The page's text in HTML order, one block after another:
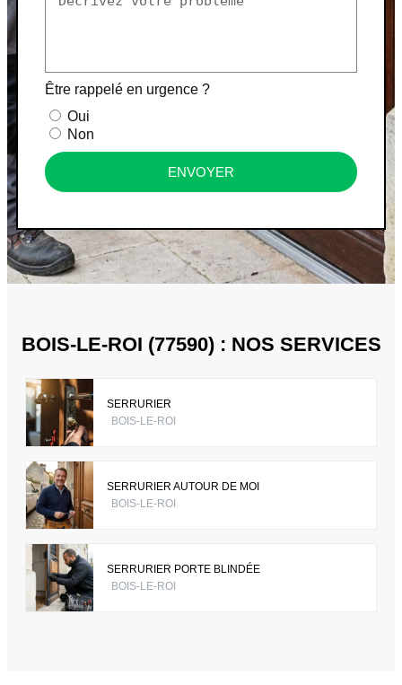
Être rappelé en urgence ?
Oui
Non
ENVOYER
BOIS-LE-ROI (77590) : NOS SERVICES
SERRURIER
BOIS-LE-ROI
SERRURIER AUTOUR DE MOI
BOIS-LE-ROI
SERRURIER PORTE BLINDÉE
BOIS-LE-ROI